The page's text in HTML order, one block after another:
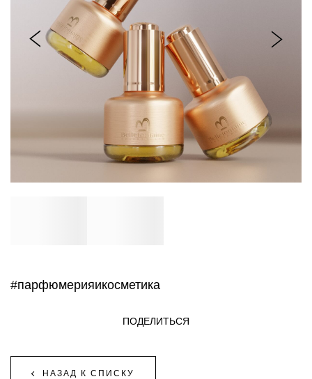
#парфюмерияикосметика
НАЗАД К СПИСКУ
ПОДЕЛИТЬСЯ